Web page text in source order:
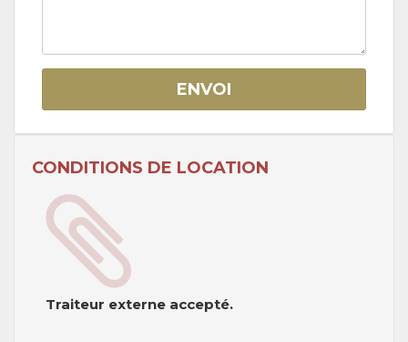
ENVOI
CONDITIONS DE LOCATION
Traiteur externe accepté.